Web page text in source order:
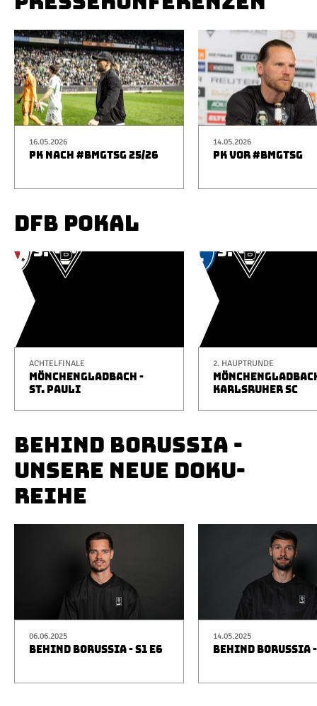
16.05.2026
PK NACH #BMGTSG 25/26
14.05.2026
PK VOR #BMGTSG
DFB POKAL
ACHTELFINALE
MÖNCHENGLADBACH -
ST. PAULI
2. HAUPTRUNDE
KARLSRUHER SC
BEHIND BORUSSIA -
UNSERE NEUE DOKU-
REIHE
06.06.2025
BEHIND BORUSSIA - S1 E6
14.05.2025
BEHIND BORUSSIA